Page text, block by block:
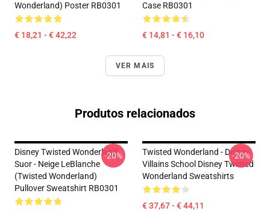
Wonderland) Poster RB0301
€ 18,21 - € 42,22
Case RB0301
€ 14,81 - € 16,10
VER MAIS
Produtos relacionados
Disney Twisted Wonderland
Suor - Neige LeBlanche
(Twisted Wonderland)
Pullover Sweatshirt RB0301
-20%
Twisted Wonderland - Disney
Villains School Disney Twisted
Wonderland Sweatshirts
€ 37,67 - € 44,11
-20%